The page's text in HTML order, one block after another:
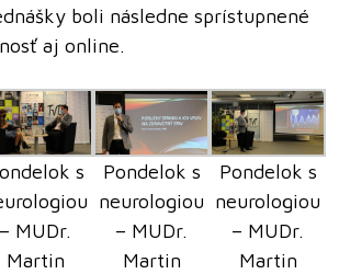
boli následne sprístupnené
aj online.
s
– MUDr.
Martin
Pondelok s
neurologiou
– MUDr.
Martin
Pondelok s
neurologiou
– MUDr.
Martin